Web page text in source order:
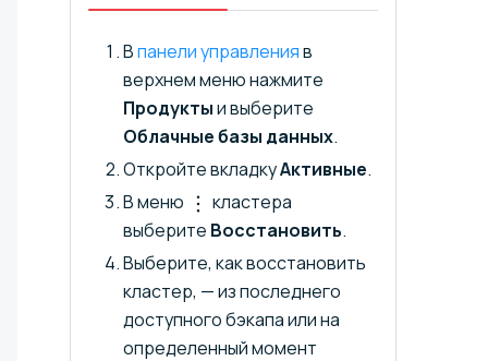
Впанели управленияв
верхнем меню нажмите
Продуктыи выберите
Облачные базы данных.
Откройте вкладкуАктивные.
В меню
кластера
выберите Восстановить.
Выберите, как восстановить
кластер, — из последнего
доступного бэкапа или на
определенный момент